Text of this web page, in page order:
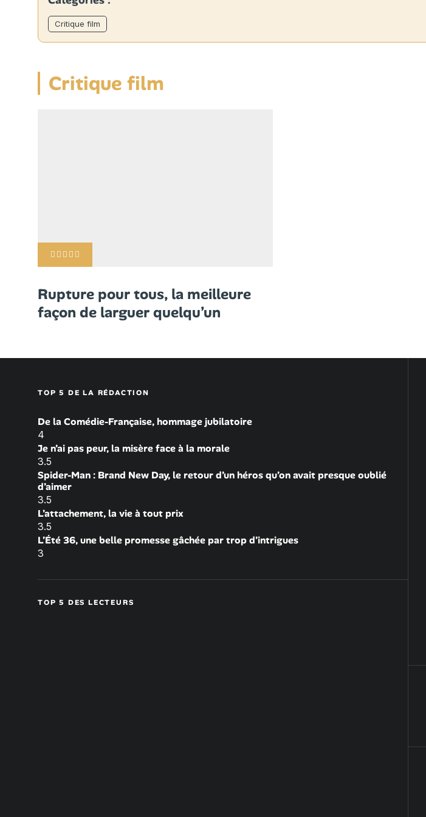
Critique film
Critique film
Rupture pour tous, la meilleure
façon de larguer quelqu’un
TOP 5 DE LA RÉDACTION
De la Comédie-Française, hommage jubilatoire
4
Je n’ai pas peur, la misère face à la morale
3.5
Spider-Man : Brand New Day, le retour d’un héros qu’on avait presque oublié
d’aimer
3.5
L’attachement, la vie à tout prix
3.5
L’Été 36, une belle promesse gâchée par trop d’intrigues
3
TOP 5 DES LECTEURS